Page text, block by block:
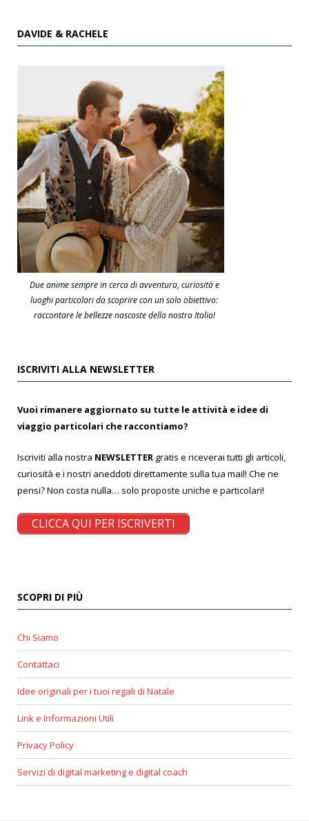
DAVIDE & RACHELE
Due anime sempre in cerca di avventura, curiosità e
luoghi particolari da scoprire con un solo obiettivo:
raccontare le bellezze nascoste della nostra Italia!
ISCRIVITI ALLA NEWSLETTER
Vuoi rimanere aggiornato su tutte le attività e idee di
viaggio particolari che raccontiamo?
Iscriviti alla nostra NEWSLETTER gratis e riceverai tutti gli articoli,
curiosità e i nostri aneddoti direttamente sulla tua mail! Che ne
pensi? Non costa nulla… solo proposte uniche e particolari!
CLICCA QUI PER ISCRIVERTI
SCOPRI DI PIÙ
Chi Siamo
Contattaci
Idee originali per i tuoi regali di Natale
Link e Informazioni Utili
Privacy Policy
Servizi di digital marketing e digital coach